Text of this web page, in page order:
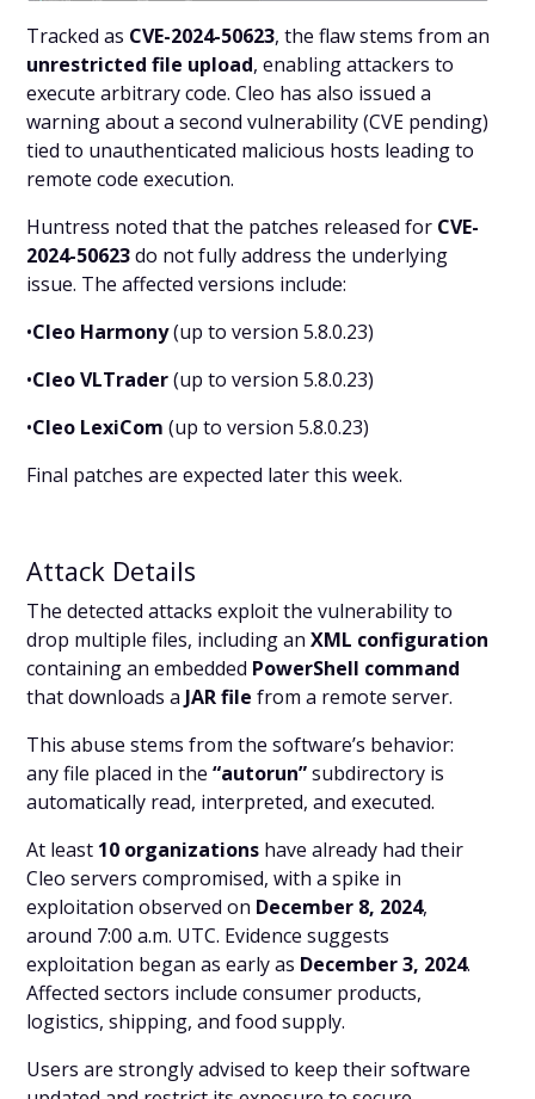
Tracked as CVE-2024-50623, the flaw stems from an
unrestricted file upload, enabling attackers to
execute arbitrary code. Cleo has also issued a
warning about a second vulnerability (CVE pending)
tied to unauthenticated malicious hosts leading to
remote code execution.
Huntress noted that the patches released for CVE-
2024-50623do not fully address the underlying
issue. The affected versions include:
•Cleo Harmony(up to version 5.8.0.23)
•Cleo VLTrader(up to version 5.8.0.23)
•Cleo LexiCom (up to version 5.8.0.23)
Final patches are expected later this week.
Attack Details
The detected attacks exploit the vulnerability to
drop multiple files, including anXML configuration
containing an embedded PowerShell command
that downloads a JAR file from a remote server.
This abuse stems from the software’s behavior:
any file placed in the“autorun”subdirectory is
automatically read, interpreted, and executed.
At least 10 organizations have already had their
Cleo servers compromised, with a spike in
exploitation observed on December 8, 2024,
around 7:00 a.m. UTC. Evidence suggests
exploitation began as early as December 3, 2024.
Affected sectors include consumer products,
logistics, shipping, and food supply.
Users are strongly advised to keep their software